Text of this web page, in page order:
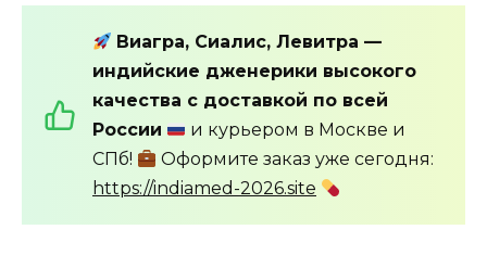
Виагра, Сиалис, Левитра —
индийские дженерики высокого
качества с доставкой по всей
России
и курьером в Москве и
СПб!
Оформите заказ уже сегодня:
https://indiamed-2026.site